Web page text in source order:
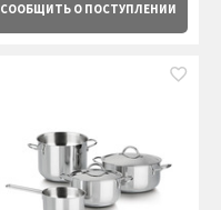
СООБЩИТЬ О ПОСТУПЛЕНИИ